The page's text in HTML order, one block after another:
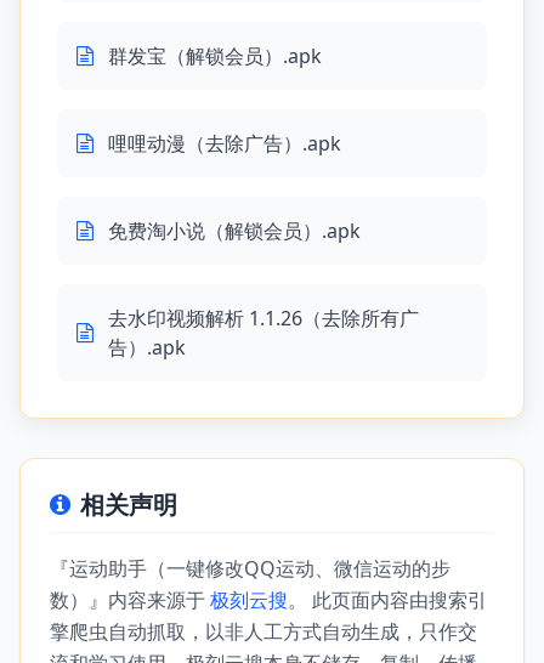
群发宝（解锁会员）.apk
哩哩动漫（去除广告）.apk
免费淘小说（解锁会员）.apk
去水印视频解析 1.1.26（去除所有广
告）.apk
相关声明
『运动助手（一键修改QQ运动、微信运动的步
数）』内容来源于极刻云搜。 此页面内容由搜索引
擎爬虫自动抓取，以非人工方式自动生成，只作交